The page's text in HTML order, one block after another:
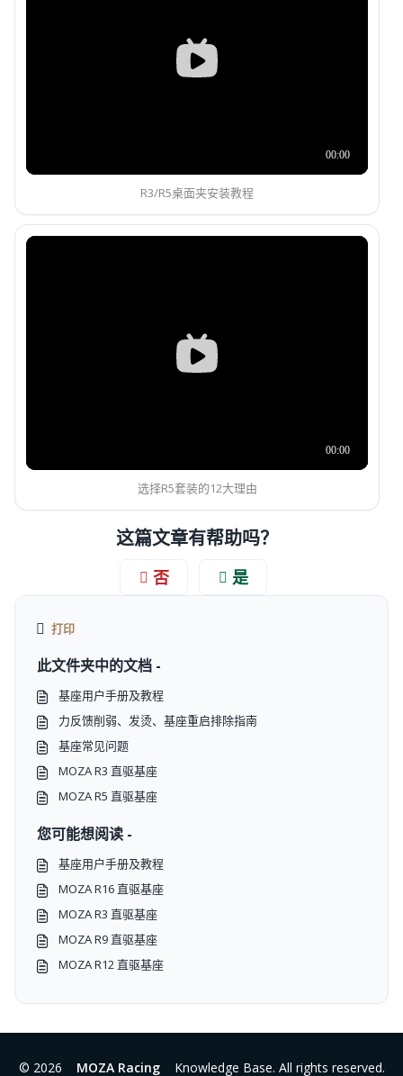
R3/R5桌面夹安装教程
选择R5套装的12大理由
这篇文章有帮助吗？
否 是
打印
此文件夹中的文档 -
基座用户手册及教程
力反馈削弱、发烫、基座重启排除指南
基座常见问题
MOZA R3 直驱基座
MOZA R5 直驱基座
您可能想阅读 -
基座用户手册及教程
MOZA R16 直驱基座
MOZA R3 直驱基座
MOZA R9 直驱基座
MOZA R12 直驱基座
© 2026 MOZA Racing Knowledge Base. All rights reserved.